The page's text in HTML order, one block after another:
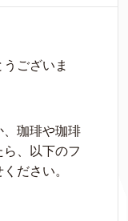
ございま
、珈琲や珈琲
、以下のフ
ださい。